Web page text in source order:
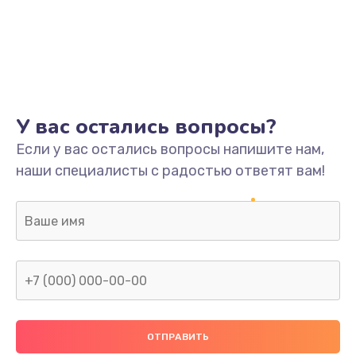
У вас остались вопросы?
Если у вас остались вопросы напишите нам,
наши специалисты с радостью ответят вам!